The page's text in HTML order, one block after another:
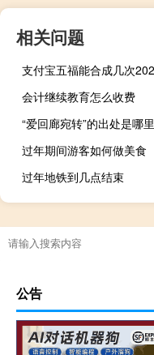
相关问题
会计继续教育怎么收费
“爱回廊宛转”的出处是哪里
过年期间游客如何做美食
过年地铁到几点结束
公告